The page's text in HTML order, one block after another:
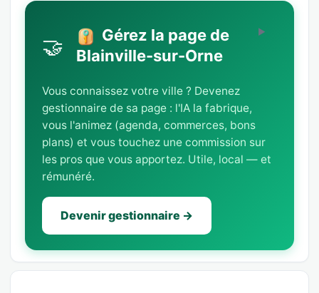
🤝
Gérez la page de
Blainville-sur-Orne
Vous connaissez votre ville ? Devenez
gestionnaire de sa page : l'IA la fabrique,
vous l'animez (agenda, commerces, bons
plans) et vous touchez une commission sur
les pros que vous apportez. Utile, local — et
rémunéré.
Devenir gestionnaire →